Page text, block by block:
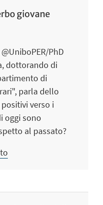
giovane
PhD
dottorando di
di
parla dello
verso i
oggi sono
al passato?